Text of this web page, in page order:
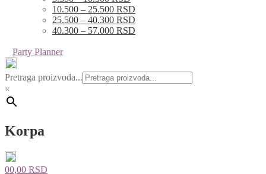
10.500 – 25.500 RSD
25.500 – 40.300 RSD
40.300 – 57.000 RSD
Party Planner
Pretraga proizvoda...
×
Korpa
00,00 RSD